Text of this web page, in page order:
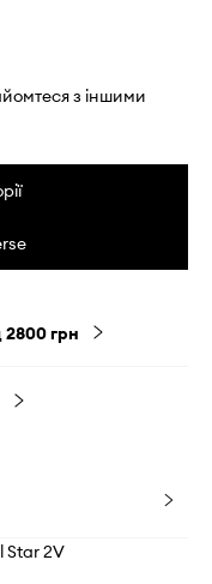
з іншими
2800 грн
Star 2V